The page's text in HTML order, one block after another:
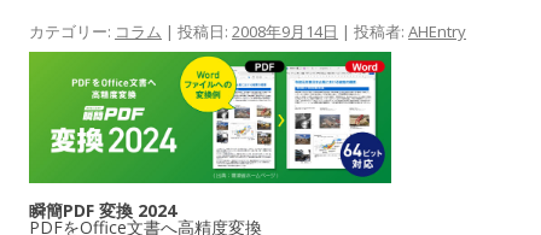
カテゴリー: コラム | 投稿日: 2008年9月14日 | 投稿者: AHEntry
瞬簡PDF 変換 2024
PDFをOffice文書へ高精度変換